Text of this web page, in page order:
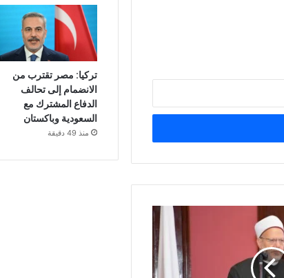
تركيا: مصر تقترب من
الانضمام إلى تحالف
الدفاع المشترك مع
السعودية وباكستان
منذ 49 دقيقة